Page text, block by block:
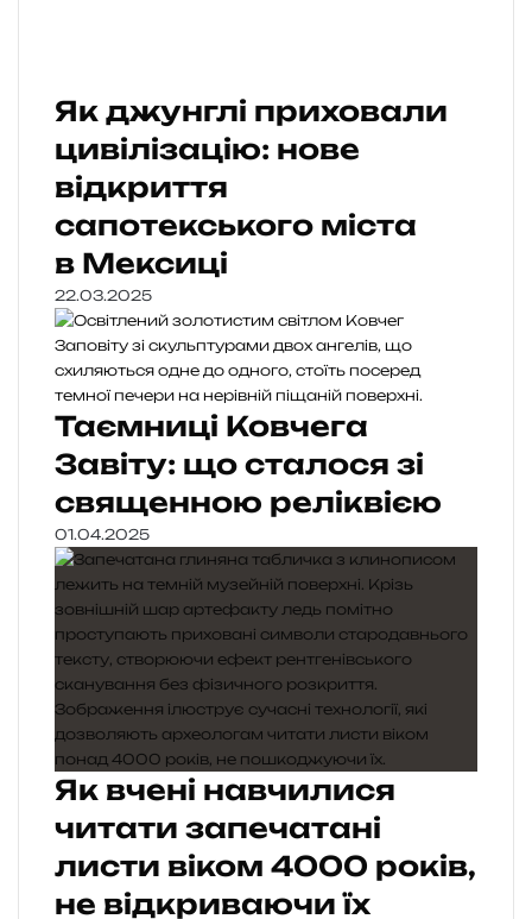
Як джунглі приховали
цивілізацію: нове
відкриття
сапотекського міста
в Мексиці
22.03.2025
Таємниці Ковчега
Завіту: що сталося зі
священною реліквією
01.04.2025
Як вчені навчилися
читати запечатані
листи віком 4000 років,
не відкриваючи їх